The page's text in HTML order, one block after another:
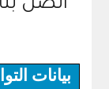
اتصل بنا
بيانات